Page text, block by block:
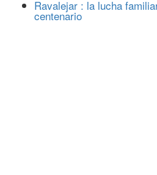
Ravalejar : la lucha
centenario